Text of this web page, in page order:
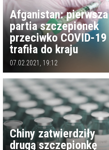
Afganistan: pierwsza
partia szczepionek
przeciwko COVID-19
trafiła do kraju
07.02.2021, 19:12
Chiny zatwierdziły
drugą szczepionkę